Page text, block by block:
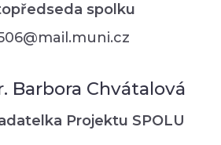
spolku
Barbora Chvátalová
Projektu SPOLU